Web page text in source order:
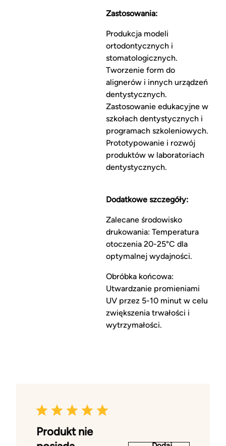
Zastosowania:
Produkcja modeli
ortodontycznych i
stomatologicznych.
Tworzenie form do
alignerów i innych urządzeń
dentystycznych.
Zastosowanie edukacyjne w
szkołach dentystycznych i
programach szkoleniowych.
Prototypowanie i rozwój
produktów w laboratoriach
dentystycznych.
Dodatkowe szczegóły:
Zalecane środowisko
drukowania: Temperatura
otoczenia 20-25°C dla
optymalnej wydajności.
Obróbka końcowa:
Utwardzanie promieniami
UV przez 5-10 minut w celu
zwiększenia trwałości i
wytrzymałości.
Produkt nie